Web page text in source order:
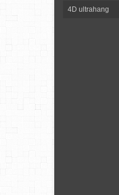
4D ultrahang